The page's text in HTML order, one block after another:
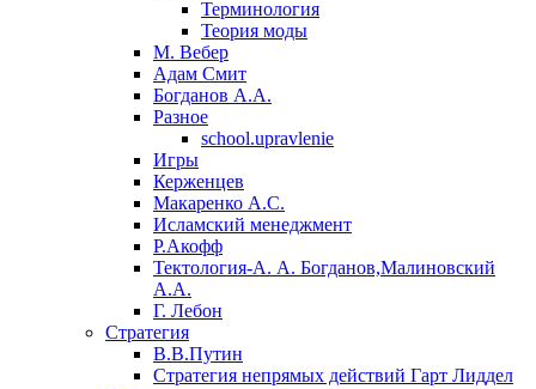
Терминология
Теория моды
М. Вебер
Адам Смит
Богданов А.А.
Разное
school.upravlenie
Игры
Керженцев
Макаренко А.С.
Исламский менеджмент
Р.Акофф
Тектология-А. А. Богданов,Малиновский
А.А.
​Г. Лебон
Стратегия
В.В.Путин
​Стратегия непрямых действий Гарт Лиддел